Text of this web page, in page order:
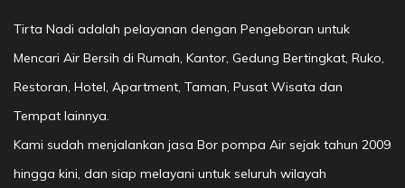
Tirta Nadi adalah pelayanan dengan Pengeboran untuk
Mencari Air Bersih di Rumah, Kantor, Gedung Bertingkat, Ruko,
Restoran, Hotel, Apartment, Taman, Pusat Wisata dan
Tempat lainnya.
Kami sudah menjalankan jasa Bor pompa Air sejak tahun 2009
hingga kini, dan siap melayani untuk seluruh wilayah